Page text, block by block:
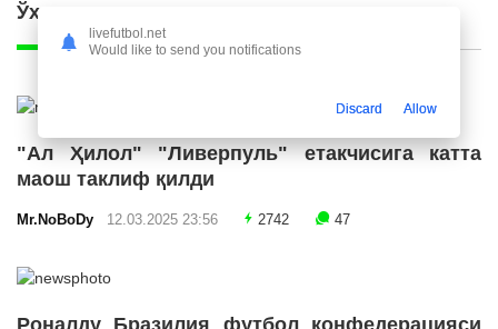
Ўхшаш янгиликлар
"Ал Ҳилол" "Ливерпуль" етакчисига катта
маош таклиф қилди
Mr.NoBoDy 12.03.2025 23:56 2742 47
Роналду Бразилия футбол конфедерацияси
livefutbol.net
Would like to send you notifications
Discard Allow